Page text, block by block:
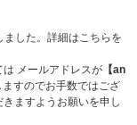
した。詳細はこちら を
メールアドレスが 【an
ますのでお手数ではござ
ますようお願いを申し